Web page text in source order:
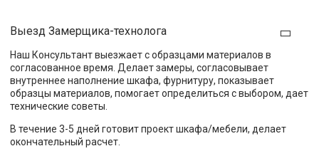
Выезд Замерщика-технолога
Наш Консультант выезжает с образцами материалов в
согласованное время. Делает замеры, согласовывает
внутреннее наполнение шкафа, фурнитуру, показывает
образцы материалов, помогает определиться с выбором, дает
технические советы.
В течение 3-5 дней готовит проект шкафа/мебели, делает
окончательный расчет.